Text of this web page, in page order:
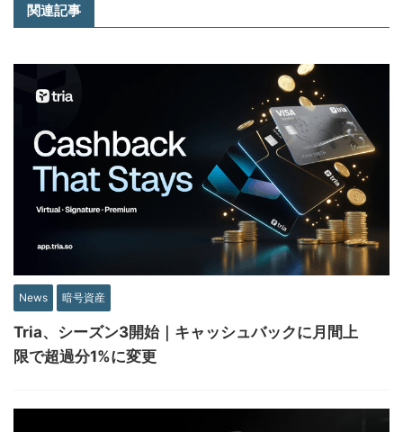
関連記事
News 暗号資産
Tria、シーズン3開始｜キャッシュバックに月間上
限で超過分1%に変更